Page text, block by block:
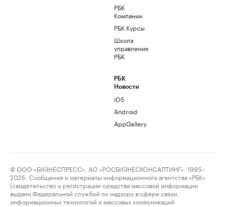
РБК
Компании
РБК Курсы
Школа
управления
РБК
РБК
Новости
iOS
Android
AppGallery
© ООО «БИЗНЕСПРЕСС», АО «РОСБИЗНЕСКОНСАЛТИНГ», 1995–
2026. Сообщения и материалы информационного агентства «РБК»
(свидетельство о регистрации средства массовой информации
выдано Федеральной службой по надзору в сфере связи,
информационных технологий и массовых коммуникаций